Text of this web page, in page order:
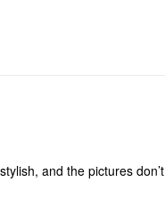
and the pictures